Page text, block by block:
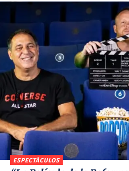
ESPECTÁCULOS